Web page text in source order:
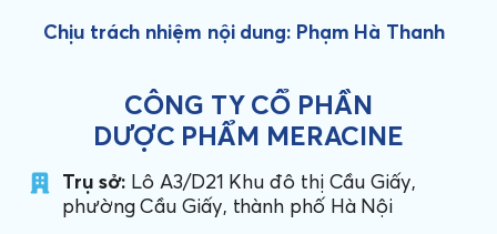
Chịu trách nhiệm nội dung: Phạm Hà Thanh
CÔNG TY CỔ PHẦN
DƯỢC PHẨM MERACINE
Trụ sở: Lô A3/D21 Khu đô thị Cầu Giấy,
phường Cầu Giấy, thành phố Hà Nội